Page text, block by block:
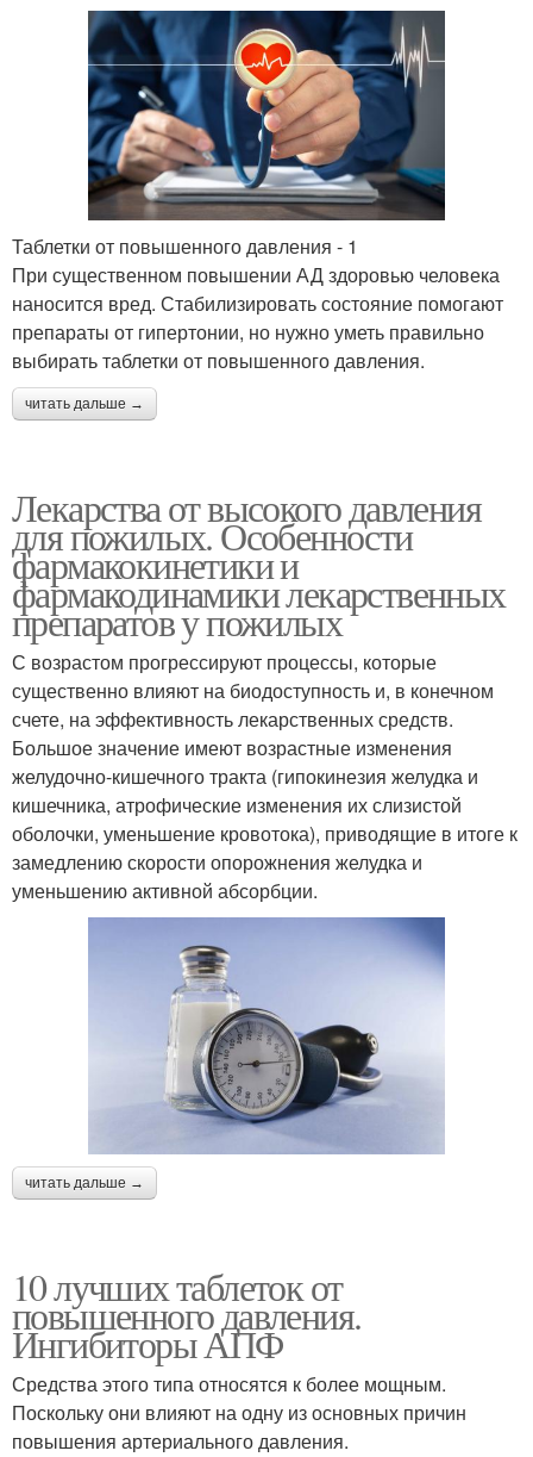
Таблетки от повышенного давления - 1
При существенном повышении АД здоровью человека
наносится вред. Стабилизировать состояние помогают
препараты от гипертонии, но нужно уметь правильно
выбирать таблетки от повышенного давления.
читать дальше →
Лекарства от высокого давления
для пожилых. Особенности
фармакокинетики и
фармакодинамики лекарственных
препаратов у пожилых
С возрастом прогрессируют процессы, которые
существенно влияют на биодоступность и, в конечном
счете, на эффективность лекарственных средств.
Большое значение имеют возрастные изменения
желудочно-кишечного тракта (гипокинезия желудка и
кишечника, атрофические изменения их слизистой
оболочки, уменьшение кровотока), приводящие в итоге к
замедлению скорости опорожнения желудка и
уменьшению активной абсорбции.
читать дальше →
10 лучших таблеток от
повышенного давления.
Ингибиторы АПФ
Средства этого типа относятся к более мощным.
Поскольку они влияют на одну из основных причин
повышения артериального давления.